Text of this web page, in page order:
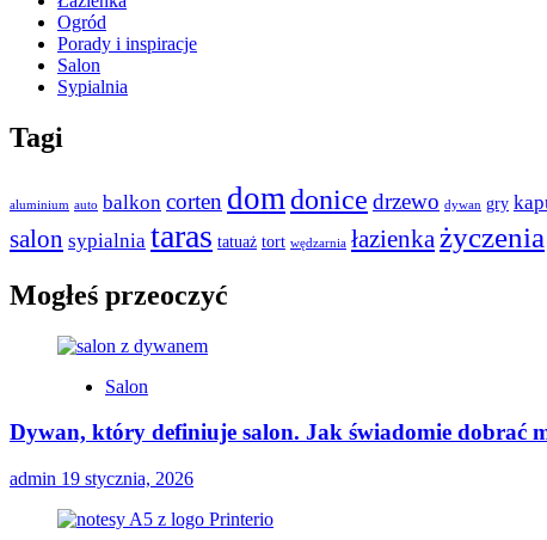
Ogród
Porady i inspiracje
Salon
Sypialnia
Tagi
aluminium auto balkon corten dom donice drzewo dywan gry
salon sypialnia taras tatuaż tort wędzarnia łazienka życzenia
Mogłeś przeoczyć
Salon
Dywan, który definiuje salon. Jak świadomie dobrać
admin 19 stycznia, 2026